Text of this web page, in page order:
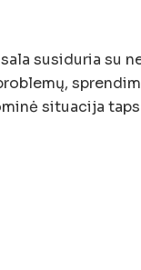
susiduria su
situacija